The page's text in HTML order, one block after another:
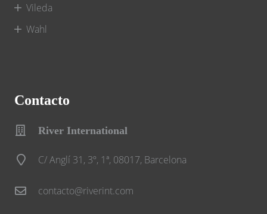
Vileda
Wahl
Contacto
River International
C/ Anglí 31, 3º, 1ª, 08017, Barcelona
contacto@riverint.com